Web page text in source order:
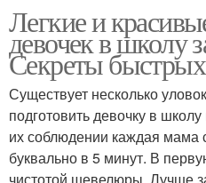
Легкие и
девочек в школу
Секреты
Существует несколько
подготовить девочку в
их соблюдении каждая мама
буквально в 5 минут. В
чистотой шевелюры. Лучше